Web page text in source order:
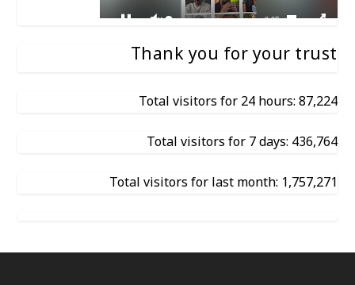
Thank you for your trust
Total visitors for 24 hours: 87,224
Total visitors for 7 days: 436,764
Total visitors for last month: 1,757,271